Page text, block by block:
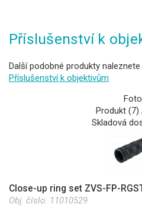
Příslušenství k
Další podobné produkty
Příslušenství k objektivům
Foto
Produkt
Skladová
Close-up ring set ZVS-FP-
Obj. číslo: 11010529